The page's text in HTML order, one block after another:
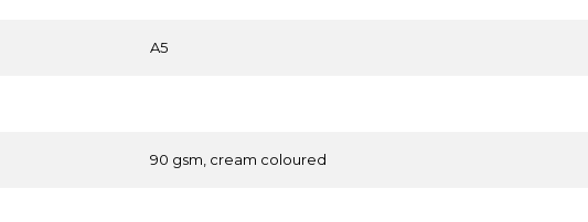
A5
90 gsm, cream coloured